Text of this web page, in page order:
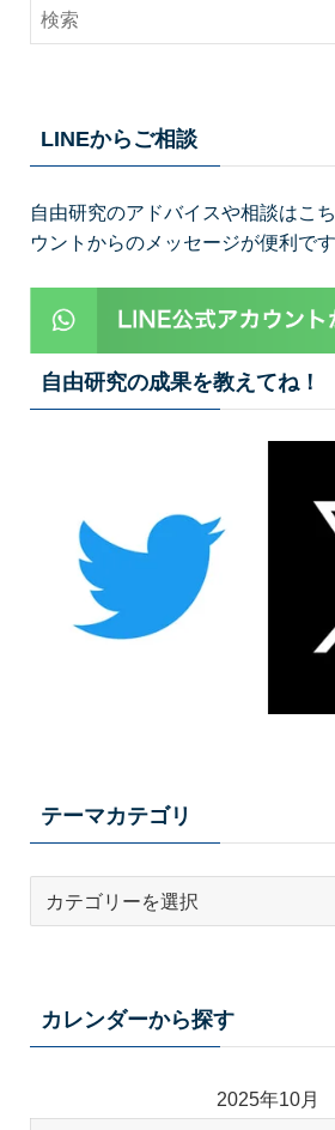
LINEからご相談
自由研究のアドバイスや相談はこ
ウントからのメッセージが便利です
自由研究の成果を教えてね！
テーマカテゴリ
カレンダーから探す
2025年10月